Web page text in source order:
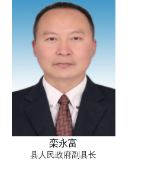
栾永富
县人民政府副县长